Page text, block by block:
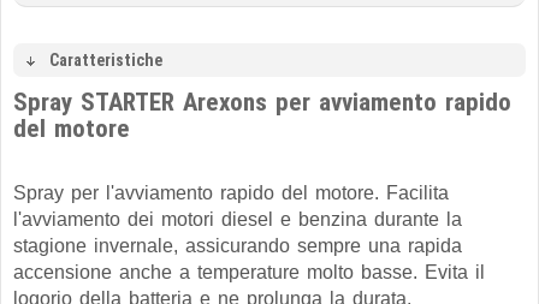
Caratteristiche
Spray STARTER Arexons per avviamento rapido
del motore
Spray per l'avviamento rapido del motore. Facilita
l'avviamento dei motori diesel e benzina durante la
stagione invernale, assicurando sempre una rapida
accensione anche a temperature molto basse. Evita il
logorio della batteria e ne prolunga la durata.